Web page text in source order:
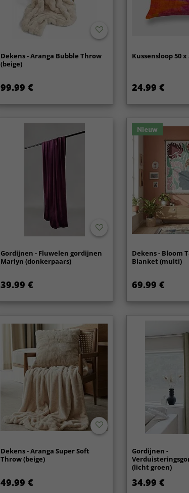
Dekens - Aranga Bubble Throw
(beige)
99.99 €
Kussensloop 50 x
24.99 €
Gordijnen - Fluwelen gordijnen
Marlyn (donkerpaars)
39.99 €
Nieuw
Dekens - Bloom
Blanket (multi)
69.99 €
Dekens - Aranga Super Soft
Throw (beige)
49.99 €
Gordijnen -
(licht groen)
34.99 €